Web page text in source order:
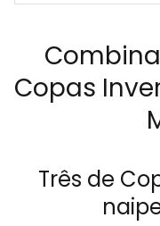
Copas
Três de